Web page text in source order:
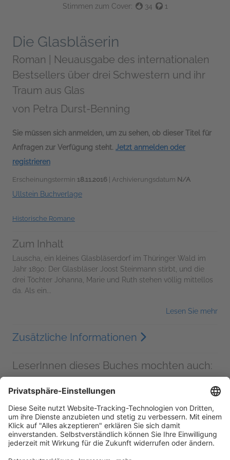
Stimmen zum Cover: 34 1
Die Glasbläserin
Roman | Neuausgabe des internationalen
Bestsellers über drei Schwestern und ihr
Traum aus Glas
von Petra Durst-Benning
Sie müssen sich anmelden, um zu sehen, ob dieser Titel für
Anfragen zur Verfügung steht. Jetzt anmelden oder
registrieren
Erscheinungstermin 18.11.2016 | Archivierungsdatum N/A
Ullstein Buchverlage
Historische Romane
Zum Inhalt
Lauscha, ein kleines Glasbläserdorf im Thüringer Wald im
Jahr 1890: Der Glasbläser Joost Steinmann stirbt, und die
drei Töchter Johanna, Marie und Ruth stehen völlig mittellos
da. Als ein...
Lesen Sie mehr
Zusätzliche Informationen
LeserInnen dieses Buches mochten auch: